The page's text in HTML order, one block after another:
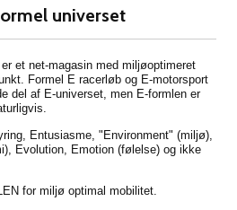
universet
et net-magasin med miljøoptimeret
Formel E racerløb og E-motorsport
del af E-universet, men E-formlen er
Entusiasme, "Environment" (miljø),
Evolution, Emotion (følelse) og ikke
for miljø optimal mobilitet.